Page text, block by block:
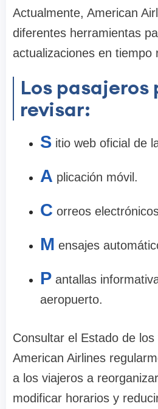
Actualmente, American
diferentes herramientas
actualizaciones en tiempo
Los pasajeros
revisar:
S itio web oficial de
A plicación móvil.
C orreos
M ensajes
P antallas
aeropuerto.
Consultar el Estado de los
American Airlines
a los viajeros a
modificar horarios y